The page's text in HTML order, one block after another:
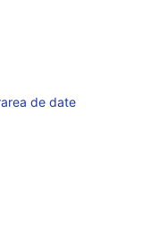
de date